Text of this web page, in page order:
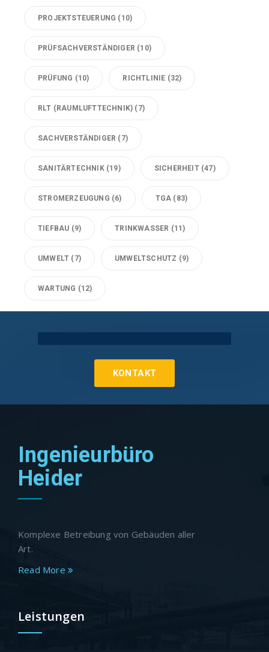
PROJEKTSTEUERUNG (10)
PRÜFSACHVERSTÄNDIGER (10)
PRÜFUNG (10) RICHTLINIE (32)
RLT (RAUMLUFTTECHNIK) (7)
SACHVERSTÄNDIGER (7)
SANITÄRTECHNIK(19) SICHERHEIT(47)
STROMERZEUGUNG (6) TGA (83)
TIEFBAU (9) TRINKWASSER (11)
UMWELT (7) UMWELTSCHUTZ (9)
WARTUNG (12)
KONTAKT
Ingenieurbüro
Heider
Komplexe Betreibung von Gebäuden aller
Art.
Read More
Leistungen